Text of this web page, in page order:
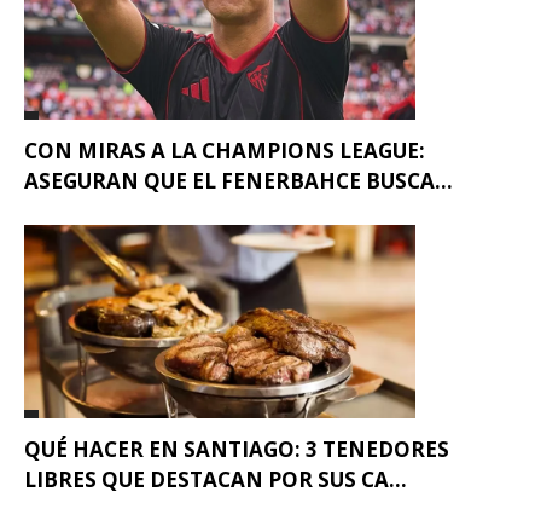
CON MIRAS A LA CHAMPIONS LEAGUE:
ASEGURAN QUE EL FENERBAHCE BUSCA...
QUÉ HACER EN SANTIAGO: 3 TENEDORES
LIBRES QUE DESTACAN POR SUS CA...